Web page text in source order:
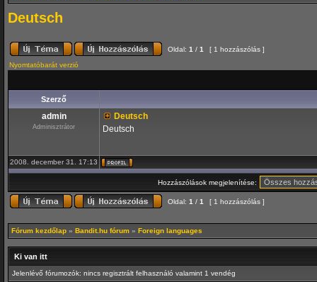
Deutsch
Oldal: 1 / 1
[ 1 hozzászólás ]
Nyomtatóbarát verzió
Szerző
admin
Adminisztrátor
Deutsch
Deutsch
2008. december 31. 17:13
Hozzászólások megjelenítése:
Oldal: 1 / 1 [ 1 hozzászólás ]
Fórum kezdőlap » Bandit.hu fórum » Foreign languages
Ki van itt
Jelenlévő fórumozók: nincs regisztrált felhasználó valamint 1 vendég